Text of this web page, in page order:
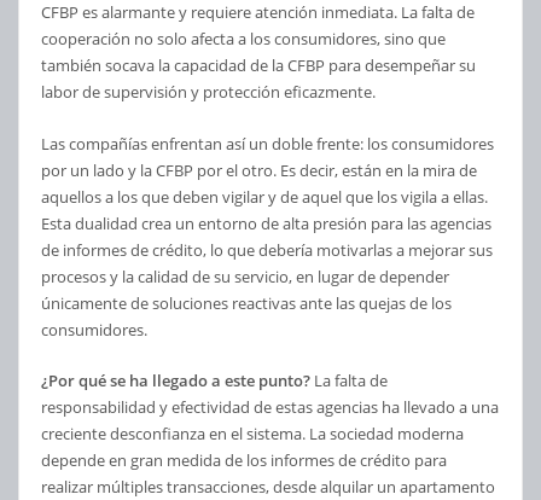
CFBP es alarmante y requiere atención inmediata. La falta de
cooperación no solo afecta a los consumidores, sino que
también socava la capacidad de la CFBP para desempeñar su
labor de supervisión y protección eficazmente.
Las compañías enfrentan así un doble frente: los consumidores
por un lado y la CFBP por el otro. Es decir, están en la mira de
aquellos a los que deben vigilar y de aquel que los vigila a ellas.
Esta dualidad crea un entorno de alta presión para las agencias
de informes de crédito, lo que debería motivarlas a mejorar sus
procesos y la calidad de su servicio, en lugar de depender
únicamente de soluciones reactivas ante las quejas de los
consumidores.
¿Por qué se ha llegado a este punto?La falta de
responsabilidad y efectividad de estas agencias ha llevado a una
creciente desconfianza en el sistema. La sociedad moderna
depende en gran medida de los informes de crédito para
realizar múltiples transacciones, desde alquilar un apartamento